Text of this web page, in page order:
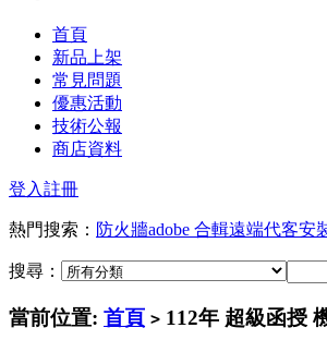
首頁
新品上架
常見問題
優惠活動
技術公報
商店資料
登入註冊
熱門搜索： 防火牆adobe 合輯遠端代客安
搜尋：
當前位置: 首頁 > 112年 超級函授